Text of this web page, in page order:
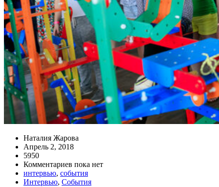
Наталия Жарова
Апрель 2, 2018
5950
Комментариев пока нет
интервью, события
Интервью, События